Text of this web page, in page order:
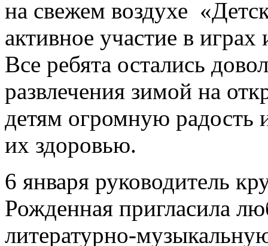
на свежем воздухе
активное участие в
Все ребята остались
развлечения зимой на
детям огромную радость
их здоровью.
6 января руководитель
Рожденная пригласила
литературно-